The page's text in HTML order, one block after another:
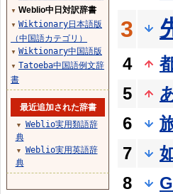
3
4
5
6
7
8
▼ Weblio中日対訳辞書
▼ Wiktionary日本語版
（中国語カテゴリ）
▼ Wiktionary中国語版
▼ Tatoeba中国語例文辞
書
最近追加された辞書
▼
Weblio実用類語辞
典
▼
Weblio実用英語辞
典